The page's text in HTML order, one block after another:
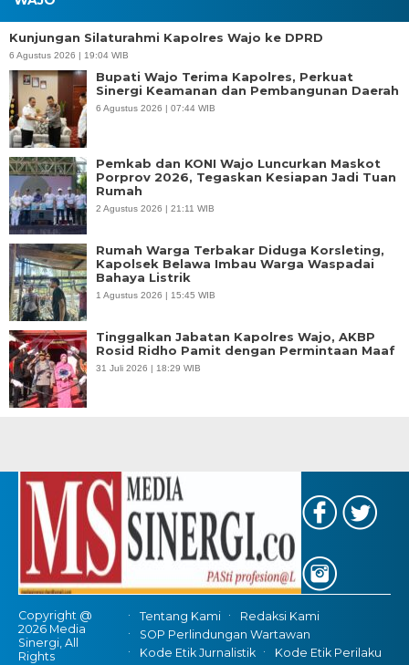
Kunjungan Silaturahmi Kapolres Wajo ke DPRD
6 Agustus 2026 | 19:04 WIB
Bupati Wajo Terima Kapolres, Perkuat
Sinergi Keamanan dan Pembangunan Daerah
6 Agustus 2026 | 07:44 WIB
Pemkab dan KONI Wajo Luncurkan Maskot
Porprov 2026, Tegaskan Kesiapan Jadi Tuan
Rumah
2 Agustus 2026 | 21:11 WIB
Rumah Warga Terbakar Diduga Korsleting,
Kapolsek Belawa Imbau Warga Waspadai
Bahaya Listrik
1 Agustus 2026 | 15:45 WIB
Tinggalkan Jabatan Kapolres Wajo, AKBP
Rosid Ridho Pamit dengan Permintaan Maaf
31 Juli 2026 | 18:29 WIB
Copyright @
2026 Media
Sinergi, All
Rights
Tentang Kami
Redaksi Kami
SOP Perlindungan Wartawan
Kode Etik Jurnalistik
Kode Etik Perilaku